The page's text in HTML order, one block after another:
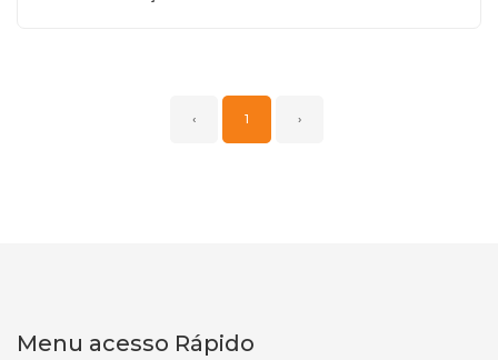
‹ 1 ›
Menu acesso Rápido